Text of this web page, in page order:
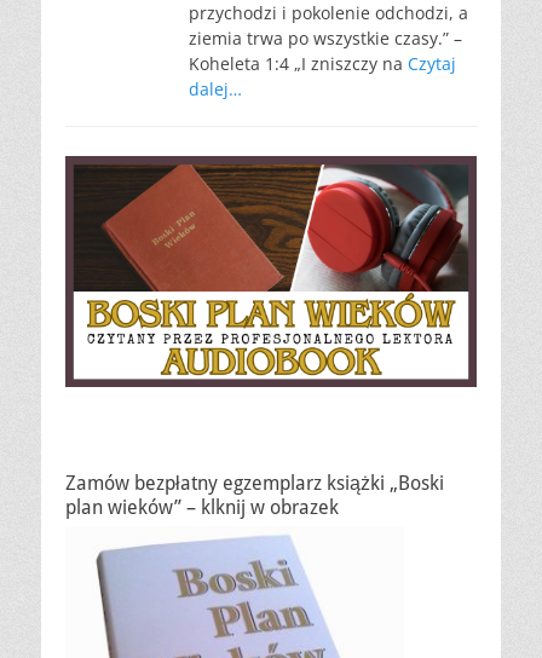
przychodzi i pokolenie odchodzi, a
ziemia trwa po wszystkie czasy.” –
Koheleta 1:4 „I zniszczy na Czytaj
dalej…
Zamów bezpłatny egzemplarz książki „Boski
plan wieków” – klknij w obrazek